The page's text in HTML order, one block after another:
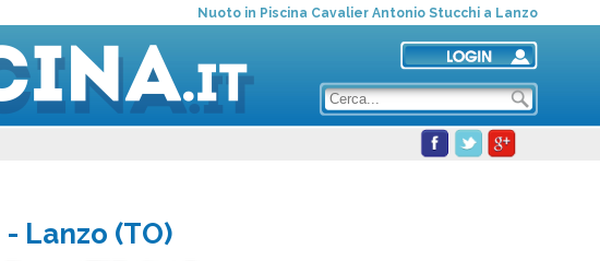
Nuoto in Piscina Cavalier Antonio Stucchi a Lanzo
- Lanzo (TO)